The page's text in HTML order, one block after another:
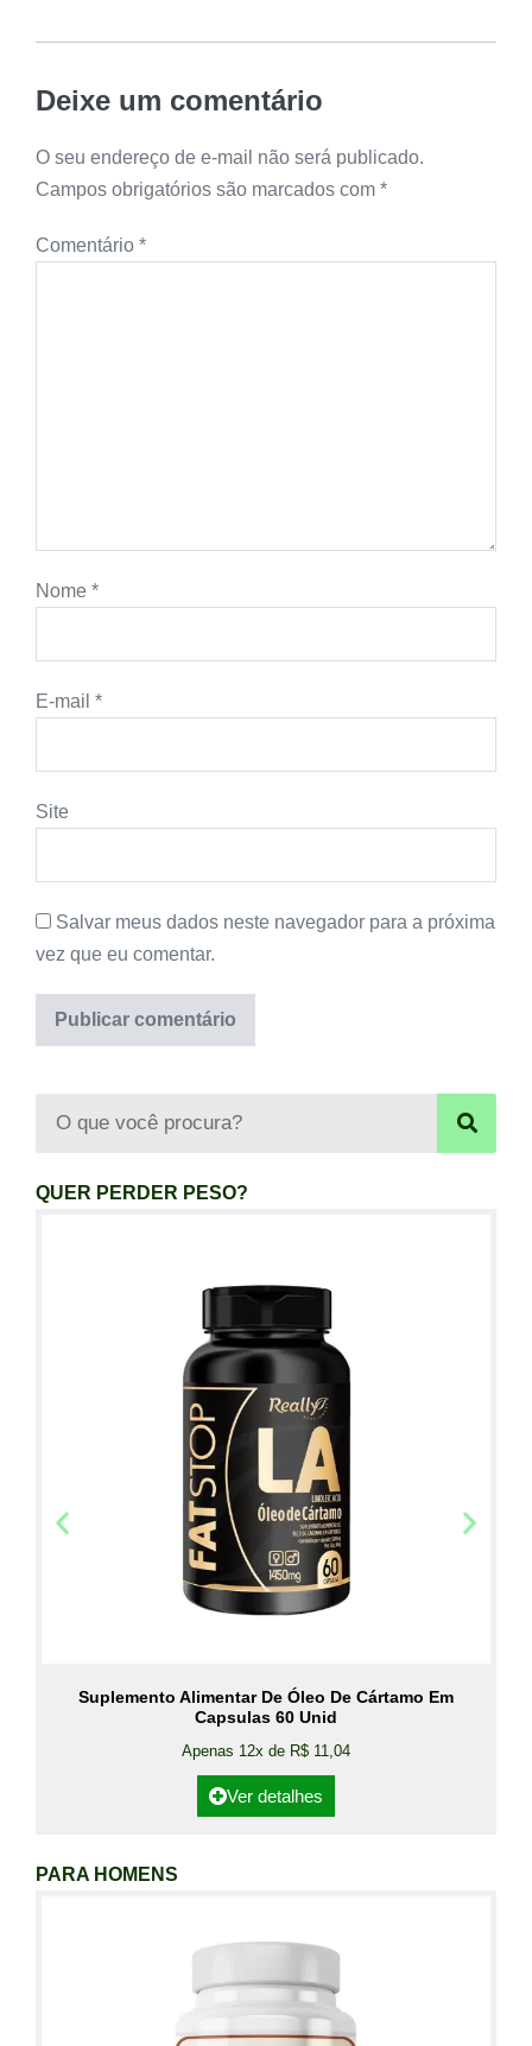
Deixe um comentário
O seu endereço de e-mail não será publicado.
Campos obrigatórios são marcados com *
Comentário *
Nome *
E-mail *
Site
Salvar meus dados neste navegador para a próxima
vez que eu comentar.
QUER PERDER PESO?
Suplemento Alimentar De Óleo De Cártamo Em
Capsulas 60 Unid
Apenas 12x de R$ 11,04
Ver detalhes
PARA HOMENS